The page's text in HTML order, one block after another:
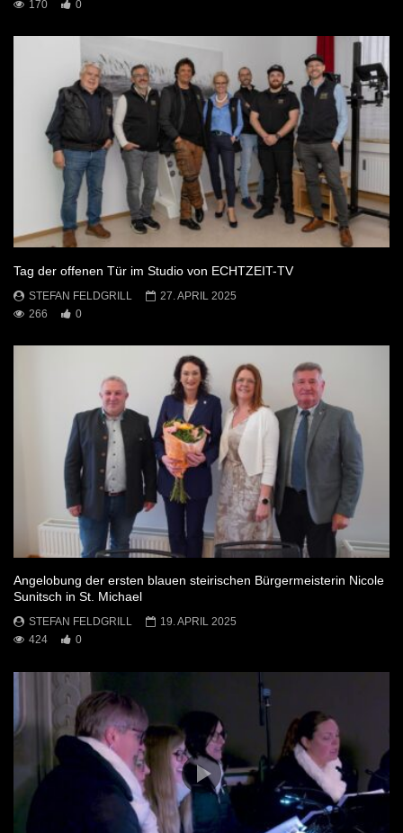
170 0
Tag der offenen Tür im Studio von ECHTZEIT-TV
STEFAN FELDGRILL
27. APRIL 2025
266
0
Angelobung der ersten blauen steirischen Bürgermeisterin Nicole
Sunitsch in St. Michael
STEFAN FELDGRILL
19. APRIL 2025
424
0